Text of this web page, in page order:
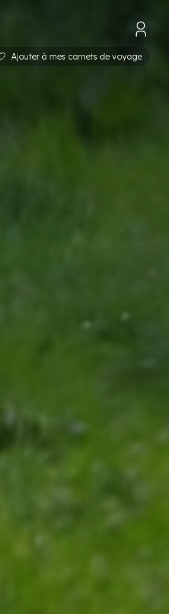
Ajouter à mes carnets de voyage